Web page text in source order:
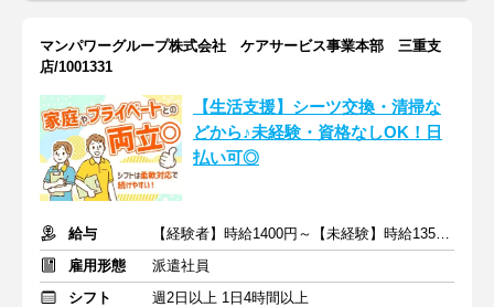
マンパワーグループ株式会社 ケアサービス事業本部 三重支
店/1001331
【生活支援】シーツ交換・清掃な
どから♪未経験・資格なしOK！日
払い可◎
給与
【経験者】時給1400円～【未経験】時給1350円～ ※交通費全額
雇用形態
派遣社員
シフト
週2日以上 1日4時間以上